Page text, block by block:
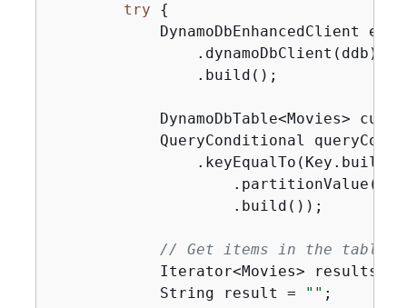
try
{
DynamoDbEnhancedClient
                .dynamoDbClient(ddb)
                .build();
DynamoDbTable<Movies>
QueryConditional
                    .partitionValue(
                    .build());
// Get items in the table
Iterator<Movies> results
            String result =
"" ;